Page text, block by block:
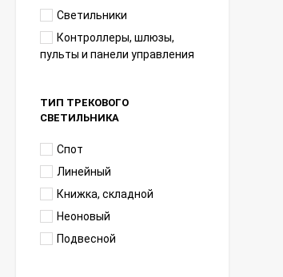
Светильники
Контроллеры, шлюзы,
пульты и панели управления
ТИП ТРЕКОВОГО
СВЕТИЛЬНИКА
Спот
Линейный
Книжка, складной
Неоновый
Подвесной